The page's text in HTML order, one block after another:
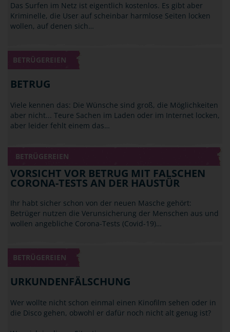
Das Surfen im Netz ist eigentlich kostenlos. Es gibt aber
Kriminelle, die User auf scheinbar harmlose Seiten locken
wollen, auf denen sich…
BETRÜGEREIEN
BETRUG
Viele kennen das: Die Wünsche sind groß, die Möglichkeiten
aber nicht... Teure Sachen im Laden oder im Internet locken,
aber leider fehlt einem das…
BETRÜGEREIEN
VORSICHT VOR BETRUG MIT FALSCHEN
CORONA-TESTS AN DER HAUSTÜR
Ihr habt sicher schon von der neuen Masche gehört:
Betrüger nutzen die Verunsicherung der Menschen aus und
wollen angebliche Corona-Tests (Covid-19)…
BETRÜGEREIEN
URKUNDENFÄLSCHUNG
Wer wollte nicht schon einmal einen Kinofilm sehen oder in
die Disco gehen, obwohl er dafür noch nicht alt genug ist?